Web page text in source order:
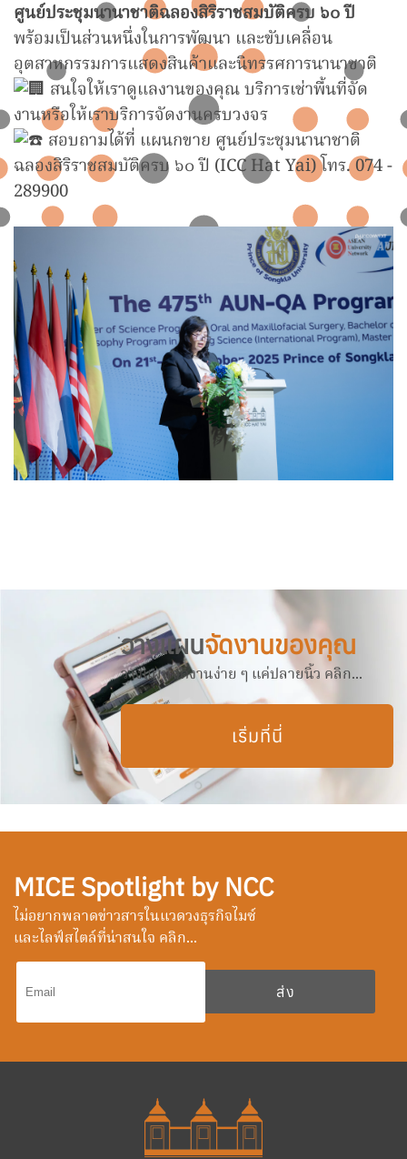
ศูนย์ประชุมนานาชาติฉลองสิริราชสมบัติครบ ๖๐ ปี
พร้อมเป็นส่วนหนึ่งในการพัฒนา และขับเคลื่อน
อุตสาหกรรมการแสดงสินค้าและนิทรรศการนานาชาติ
สนใจให้เราดูแลงานของคุณ บริการเช่าพื้นที่จัด
งานหรือให้เราบริการจัดงานครบวงจร
สอบถามได้ที่ แผนกขาย ศูนย์ประชุมนานาชาติ
ฉลองสิริราชสมบัติครบ ๖๐ ปี (ICC Hat Yai) โทร. 074 -
289900
วางแผนจัดงานของคุณ
วางแผนจัดงานง่าย ๆ แค่ปลายนิ้ว คลิก...
เริ่มที่นี่
MICE Spotlight by NCC
ไม่อยากพลาดข่าวสารในแวดวงธุรกิจไมซ์
และไลฟ์สไตล์ที่น่าสนใจ คลิก...